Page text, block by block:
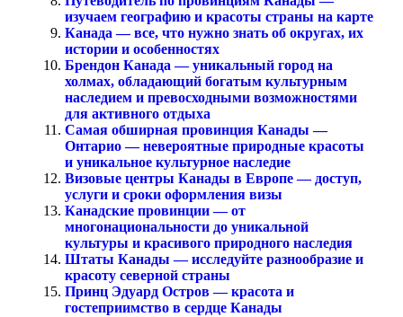
изучаем географию и красоты страны на карте
Канада — все, что нужно знать об округах, их
истории и особенностях
Брендон Канада — уникальный город на
холмах, обладающий богатым культурным
наследием и превосходными возможностями
для активного отдыха
Самая обширная провинция Канады —
Онтарио — невероятные природные красоты
и уникальное культурное наследие
Визовые центры Канады в Европе — доступ,
услуги и сроки оформления визы
Канадские провинции — от
многонациональности до уникальной
культуры и красивого природного наследия
Штаты Канады — исследуйте разнообразие и
красоту северной страны
Принц Эдуард Остров — красота и
гостеприимство в сердце Канады